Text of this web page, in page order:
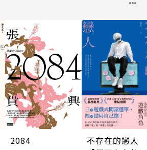
2084
不存在的戀人